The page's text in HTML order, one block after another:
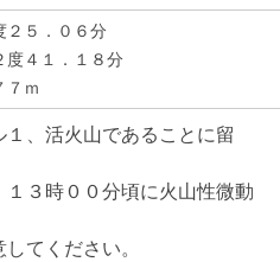
２５．０６分
度４１．１８分
７ｍ
、活火山であることに留
３時００分頃に火山性微動
てください。